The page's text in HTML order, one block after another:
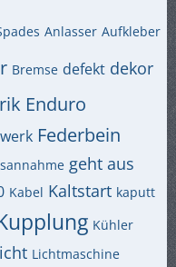
Anlasser Aufkleber
Bremse defekt dekor
Enduro
Federbein
geht aus
Kabel Kaltstart kaputt
Kühler
Lichtmaschine